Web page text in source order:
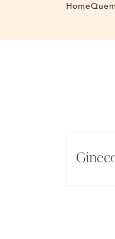
Home